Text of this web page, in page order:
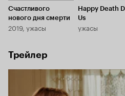
Счастливого
нового дня смерти
2019, ужасы
Happy Death
Us
ужасы
Трейлер